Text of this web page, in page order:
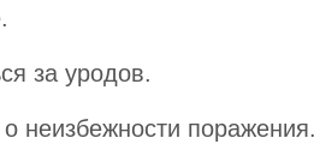
за уродов.
неизбежности поражения.